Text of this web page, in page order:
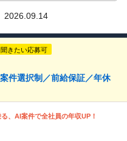
2026.09.14
きたい応募可
件選択制／前給保証／年休
、AI案件で全社員の年収UP！